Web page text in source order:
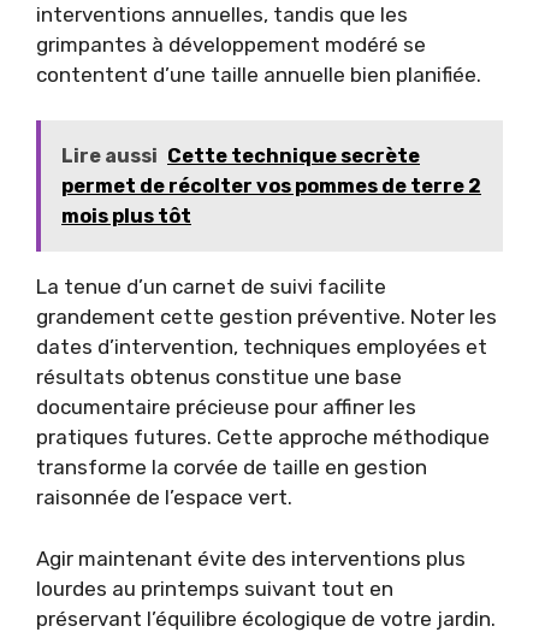
interventions annuelles, tandis que les
grimpantes à développement modéré se
contentent d’une taille annuelle bien planifiée.
Lire aussi Cette technique secrète
permet de récolter vos pommes de terre 2
mois plus tôt
La tenue d’un carnet de suivi facilite
grandement cette gestion préventive. Noter les
dates d’intervention, techniques employées et
résultats obtenus constitue une base
documentaire précieuse pour affiner les
pratiques futures. Cette approche méthodique
transforme la corvée de taille en gestion
raisonnée de l’espace vert.
Agir maintenant évite des interventions plus
lourdes au printemps suivant tout en
préservant l’équilibre écologique de votre jardin.